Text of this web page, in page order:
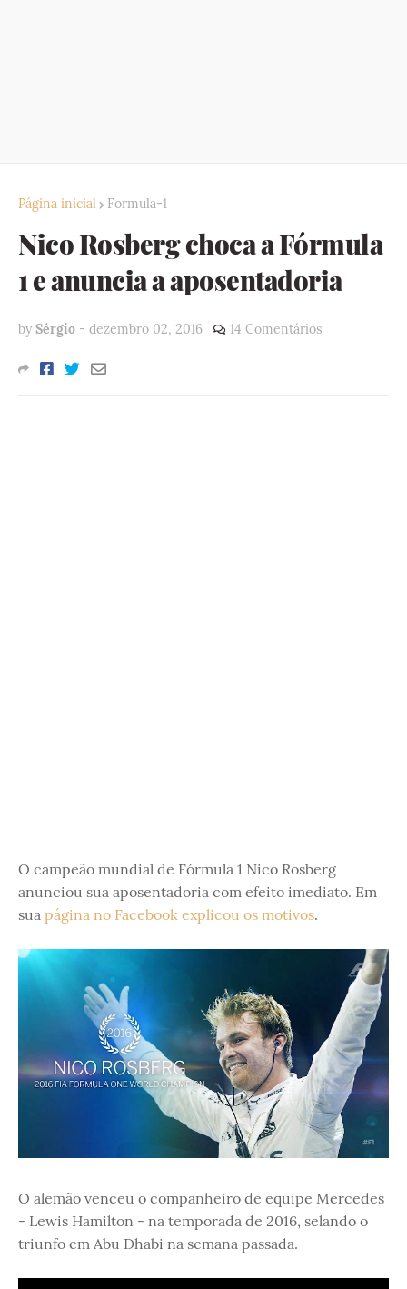
Página inicial Formula-1
Nico Rosberg choca a Fórmula
1 e anuncia a aposentadoria
by Sérgio - dezembro 02, 2016 14 Comentários
O campeão mundial de Fórmula 1 Nico Rosberg
anunciou sua aposentadoria com efeito imediato. Em
sua página no Facebook explicou os motivos.
O alemão venceu o companheiro de equipe Mercedes
- Lewis Hamilton - na temporada de 2016, selando o
triunfo em Abu Dhabi na semana passada.